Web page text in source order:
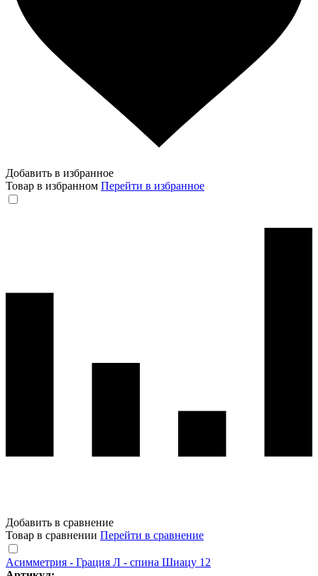
Добавить в избранное
Товар в избранном Перейти в избранное
Добавить в сравнение
Товар в сравнении Перейти в сравнение
Асимметрия - Грация Л - спина Шиацу 12